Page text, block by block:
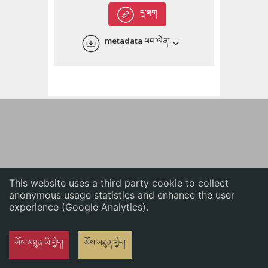
This website uses a third party cookie to collect
anonymous usage statistics and enhance the user
experience (Google Analytics).
མོས་མཐུན་མི་བྱེད། མོས་མཐུན་བྱེད།
English
དྲ་ཐག
metadata ཕབ་ལེན།